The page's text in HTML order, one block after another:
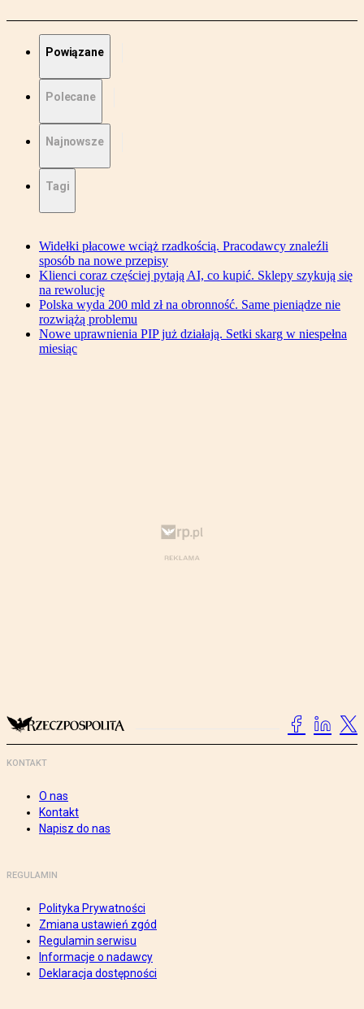
Powiązane
Polecane
Najnowsze
Tagi
Widełki płacowe wciąż rzadkością. Pracodawcy znaleźli
sposób na nowe przepisy
Klienci coraz częściej pytają AI, co kupić. Sklepy szykują się
na rewolucję
Polska wyda 200 mld zł na obronność. Same pieniądze nie
rozwiążą problemu
Nowe uprawnienia PIP już działają. Setki skarg w niespełna
miesiąc
KONTAKT
O nas
Kontakt
Napisz do nas
REGULAMIN
Polityka Prywatności
Zmiana ustawień zgód
Regulamin serwisu
Informacje o nadawcy
Deklaracja dostępności